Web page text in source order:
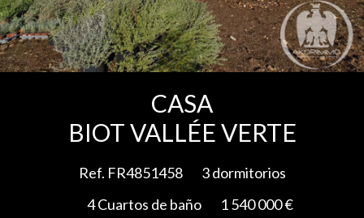
CASA
BIOT VALLÉE VERTE
Ref. FR4851458
3 dormitorios
4 Cuartos de baño
1 540 000 €